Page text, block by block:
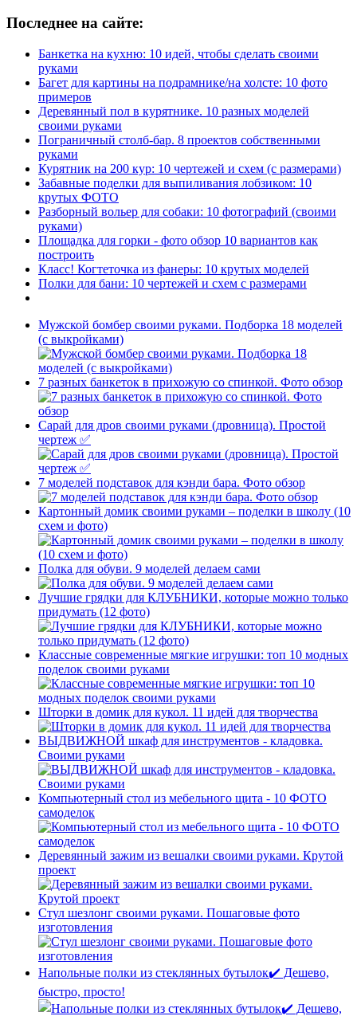
Последнее на сайте:
Банкетка на кухню: 10 идей, чтобы сделать своими
руками
Багет для картины на подрамнике/на холсте: 10 фото
примеров
Деревянный пол в курятнике. 10 разных моделей
своими руками
Пограничный столб-бар. 8 проектов собственными
руками
Курятник на 200 кур: 10 чертежей и схем (с размерами)
Забавные поделки для выпиливания лобзиком: 10
крутых ФОТО
Разборный вольер для собаки: 10 фотографий (своими
руками)
Площадка для горки - фото обзор 10 вариантов как
построить
Класс! Когтеточка из фанеры: 10 крутых моделей
Полки для бани: 10 чертежей и схем с размерами
Мужской бомбер своими руками. Подборка 18 моделей
(с выкройками)
7 разных банкеток в прихожую со спинкой. Фото обзор
Сарай для дров своими руками (дровница). Простой
чертеж ✅
7 моделей подставок для кэнди бара. Фото обзор
Картонный домик своими руками – поделки в школу (10
схем и фото)
Полка для обуви. 9 моделей делаем сами
Лучшие грядки для КЛУБНИКИ, которые можно только
придумать (12 фото)
Классные современные мягкие игрушки: топ 10 модных
поделок своими руками
Шторки в домик для кукол. 11 идей для творчества
ВЫДВИЖНОЙ шкаф для инструментов - кладовка.
Своими руками
Компьютерный стол из мебельного щита - 10 ФОТО
самоделок
Деревянный зажим из вешалки своими руками. Крутой
проект
Стул шезлонг своими руками. Пошаговые фото
изготовления
Напольные полки из стеклянных бутылок✔️ Дешево,
быстро, просто!